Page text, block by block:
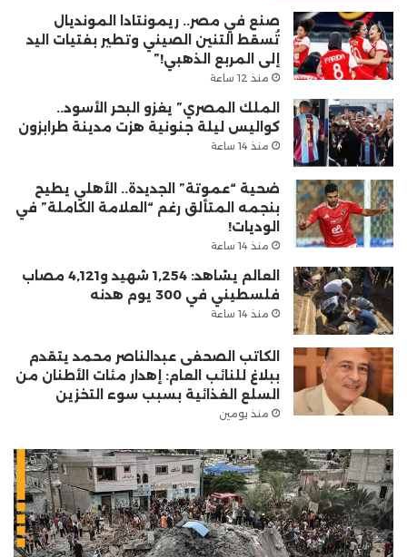
صنع في مصر.. ريمونتادا المونديال
تُسقط التنين الصيني وتطير بفتيات اليد
إلى المربع الذهبي!”
منذ 12 ساعة
الملك المصري” يغزو البحر الأسود..
كواليس ليلة جنونية هزت مدينة طرابزون
منذ 14 ساعة
ضحية “عموتة” الجديدة.. الأهلي يطيح
بنجمه المتألق رغم “العلامة الكاملة” في
الوديات!
منذ 14 ساعة
العالم يشاهد: 1,254 شهيد و4,121 مصاب
فلسطيني في 300 يوم هدنه
منذ 14 ساعة
الكاتب الصحفى عبدالناصر محمد يتقدم
ببلاغ للنائب العام: إهدار مئات الأطنان من
السلع الغذائية بسبب سوء التخزين
منذ يومين